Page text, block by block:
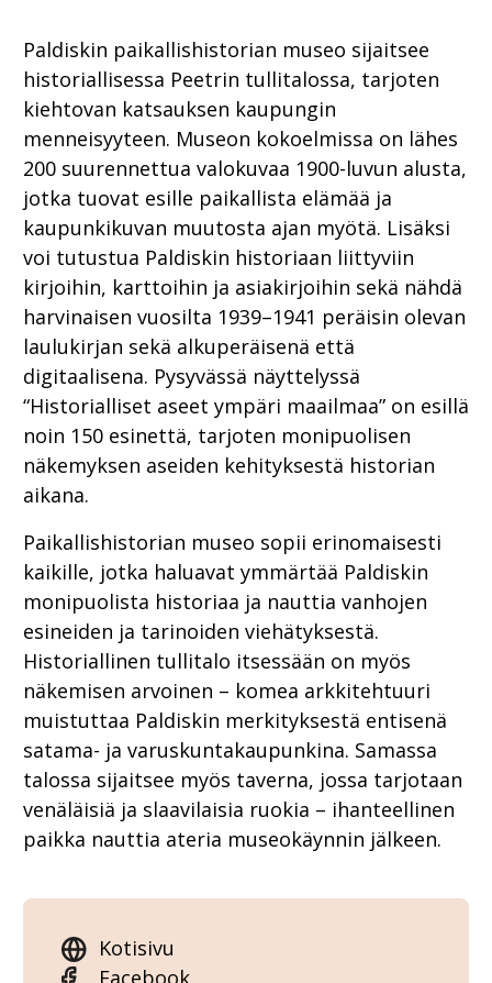
Paldiskin paikallishistorian museo sijaitsee
historiallisessa Peetrin tullitalossa, tarjoten
kiehtovan katsauksen kaupungin
menneisyyteen. Museon kokoelmissa on lähes
200 suurennettua valokuvaa 1900-luvun alusta,
jotka tuovat esille paikallista elämää ja
kaupunkikuvan muutosta ajan myötä. Lisäksi
voi tutustua Paldiskin historiaan liittyviin
kirjoihin, karttoihin ja asiakirjoihin sekä nähdä
harvinaisen vuosilta 1939–1941 peräisin olevan
laulukirjan sekä alkuperäisenä että
digitaalisena. Pysyvässä näyttelyssä
“Historialliset aseet ympäri maailmaa” on esillä
noin 150 esinettä, tarjoten monipuolisen
näkemyksen aseiden kehityksestä historian
aikana.
Paikallishistorian museo sopii erinomaisesti
kaikille, jotka haluavat ymmärtää Paldiskin
monipuolista historiaa ja nauttia vanhojen
esineiden ja tarinoiden viehätyksestä.
Historiallinen tullitalo itsessään on myös
näkemisen arvoinen – komea arkkitehtuuri
muistuttaa Paldiskin merkityksestä entisenä
satama- ja varuskuntakaupunkina. Samassa
talossa sijaitsee myös taverna, jossa tarjotaan
venäläisiä ja slaavilaisia ruokia – ihanteellinen
paikka nauttia ateria museokäynnin jälkeen.
Kotisivu
Facebook